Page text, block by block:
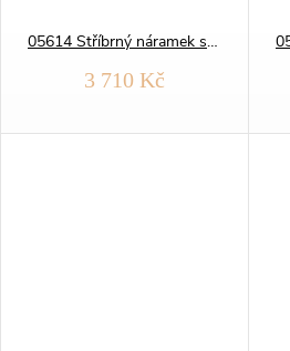
05614 Stříbrný náramek s DESTIČKOU - FIGARO 3+1 160
3 710 Kč